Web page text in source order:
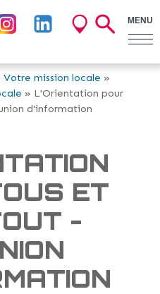
MENU
Votre mission locale »
» L'Orientation pour
d'information
ET
-